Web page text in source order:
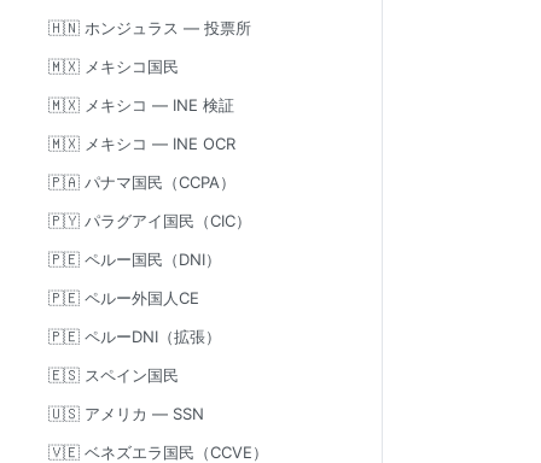
🇭🇳 ホンジュラス — 投票所
🇲🇽 メキシコ国民
🇲🇽 メキシコ — INE 検証
🇲🇽 メキシコ — INE OCR
🇵🇦 パナマ国民（CCPA）
🇵🇾 パラグアイ国民（CIC）
🇵🇪 ペルー国民（DNI）
🇵🇪 ペルー外国人CE
🇵🇪 ペルーDNI（拡張）
🇪🇸 スペイン国民
🇺🇸 アメリカ — SSN
🇻🇪 ベネズエラ国民（CCVE）